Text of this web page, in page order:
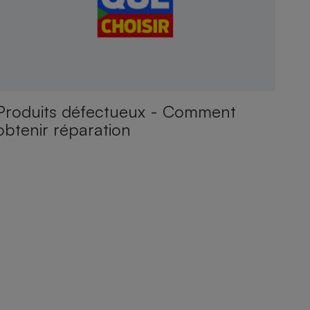
défectueux - Comment
réparation